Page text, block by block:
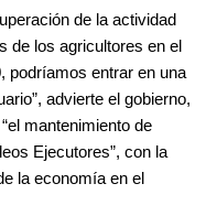
de la actividad
de los agricultores en el
podríamos entrar en una
advierte el gobierno,
mantenimiento de
Ejecutores”, con la
la economía en el